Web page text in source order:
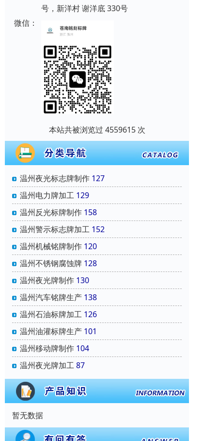
号，新洋村 谢洋底 330号
微信：
本站共被浏览过 4559615 次
温州夜光标志牌制作 127
温州电力牌加工 129
温州反光标牌制作 158
温州警示标志牌加工 152
温州机械铭牌制作 120
温州不锈钢腐蚀牌 128
温州夜光牌制作 130
温州汽车铭牌生产 138
温州石油标牌加工 126
温州油灌标牌生产 101
温州移动牌制作 104
温州夜光牌加工87
暂无数据